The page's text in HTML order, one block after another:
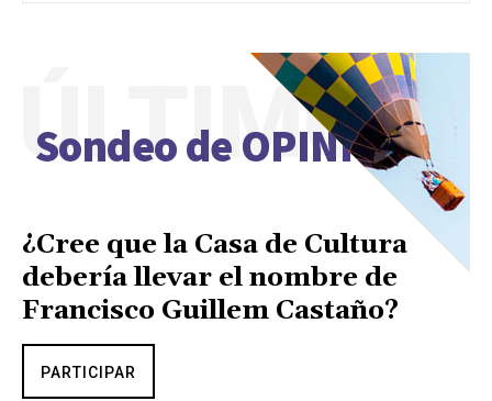
Sondeo de OPINIÓN
ÚLTIMO
¿Cree que la Casa de Cultura
debería llevar el nombre de
Francisco Guillem Castaño?
PARTICIPAR